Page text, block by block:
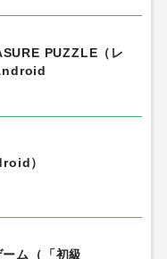
PUZZLE（レ
）
ム（「初級